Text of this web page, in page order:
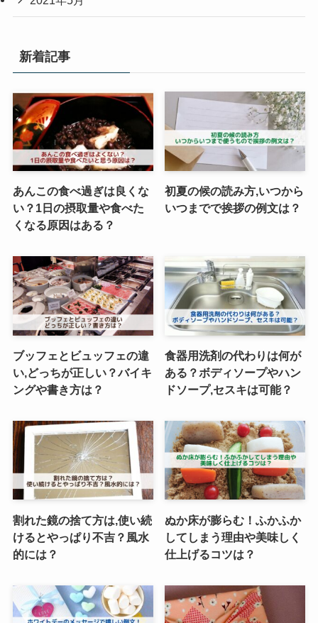
新着記事
あんこの食べ過ぎは良くな
い？1日の摂取量や食べた
くなる原因はある？
初夏の候の読み方,いつから
いつまでで挨拶の例文は？
ブッフェとビュッフェの違
い,どっちが正しい？バイキ
ングや書き方は？
食器用洗剤の代わりは何が
ある？ボディソープやハン
ドソープ,セスキは可能？
割れた鏡の捨て方は,使い続
けるとやっぱり不吉？風水
的には？
ぬか床が膨らむ！ふかふか
してしまう理由や美味しく
仕上げるコツは？